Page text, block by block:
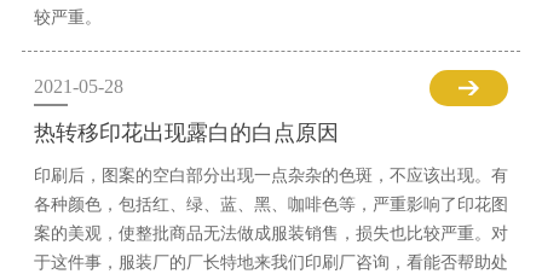
较严重。
2021-05-28
热转移印花出现露白的白点原因
印刷后，图案的空白部分出现一点杂杂的色斑，不应该出现。有
各种颜色，包括红、绿、蓝、黑、咖啡色等，严重影响了印花图
案的美观，使整批商品无法做成服装销售，损失也比较严重。对
于这件事，服装厂的厂长特地来我们印刷厂咨询，看能否帮助处